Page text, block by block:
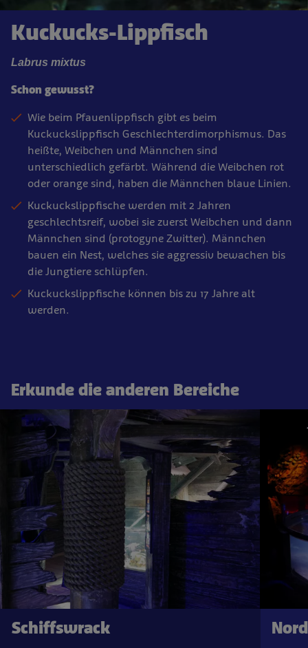
Kuckucks-Lippfisch
Labrus mixtus
Schon gewusst?
Wie beim Pfauenlippfisch gibt es beim
Kuckuckslippfisch Geschlechterdimorphismus. Das
heißte, Weibchen und Männchen sind
unterschiedlich gefärbt. Während die Weibchen rot
oder orange sind, haben die Männchen blaue Linien.
Kuckuckslippfische werden mit 2 Jahren
geschlechtsreif, wobei sie zuerst Weibchen und dann
Männchen sind (protogyne Zwitter). Männchen
bauen ein Nest, welches sie aggressiv bewachen bis
die Jungtiere schlüpfen.
Kuckuckslippfische können bis zu 17 Jahre alt
werden.
Erkunde die anderen Bereiche
Schiffswrack